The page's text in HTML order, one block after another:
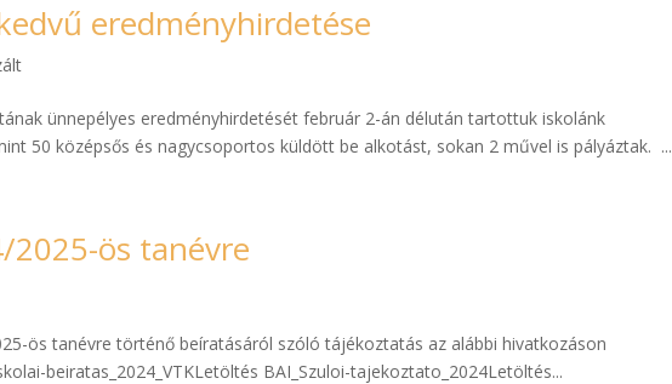
eredményhirdetése
ünnepélyes eredményhirdetését február 2-án délután tartottuk iskolánk
50 középsős és nagycsoportos küldött be alkotást, sokan 2 művel is pályáztak. ...
2025-ös tanévre
ös tanévre történő beíratásáról szóló tájékoztatás az alábbi hivatkozáson
beiratas_2024_VTKLetöltés BAI_Szuloi-tajekoztato_2024Letöltés...